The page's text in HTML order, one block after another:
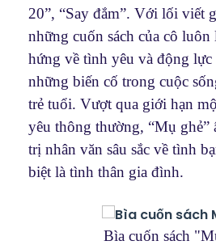
20”, “Say đắm”. Với lối viết
những cuốn sách của cô luôn
hứng về tình yêu và động lực
những biến cố trong cuộc
trẻ tuổi. Vượt qua giới hạn
yêu thông thường, “Mụ ghẻ”
trị nhân văn sâu sắc về tình
biệt là tình thân gia đình.
Bìa cuốn sách